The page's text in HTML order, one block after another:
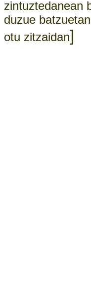
zintuztedanean
duzue
otu zitzaidan]